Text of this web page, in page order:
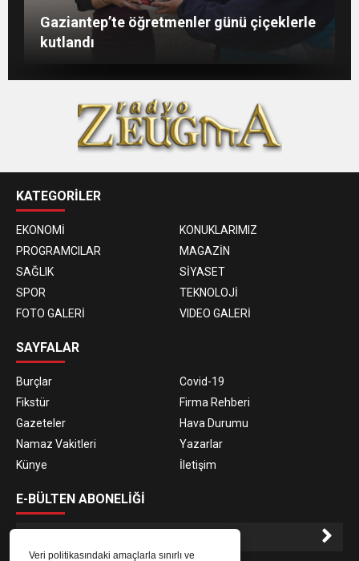
Veri politikasındaki amaçlarla sınırlı ve
Konukoğlu: Türkiye ekonomisine 11 farklı
sektörde değer katıyoruz
Gaziantep’te öğretmenler günü çiçeklerle
kutlandı
GAÜN’de gri kod tatbikatı gerçeği
Şahin: “İstikbalimizi şekillendirecek olan
sizlersiniz”
KATEGORİLER
EKONOMİ
KONUKLARIMIZ
PROGRAMCILAR
MAGAZİN
SAĞLIK
SİYASET
SPOR
TEKNOLOJİ
FOTO GALERİ
VIDEO GALERİ
SAYFALAR
Burçlar
Covid-19
Fikstür
Firma Rehberi
Gazeteler
Hava Durumu
Namaz Vakitleri
Yazarlar
Künye
İletişim
E-BÜLTEN ABONELİĞİ